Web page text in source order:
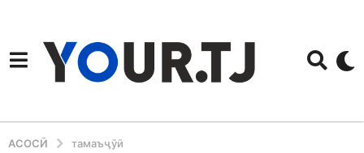
АСОСӢ тамаъҷӯӣ